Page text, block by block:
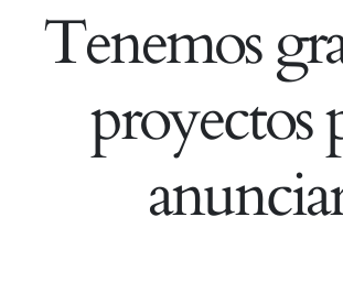
Tenemos
proyectos